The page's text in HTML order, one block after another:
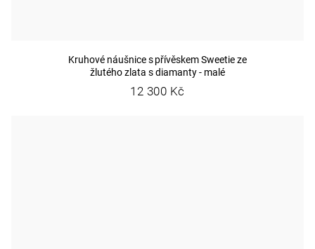
Kruhové náušnice s přívěskem Sweetie ze
žlutého zlata s diamanty - malé
12 300 Kč